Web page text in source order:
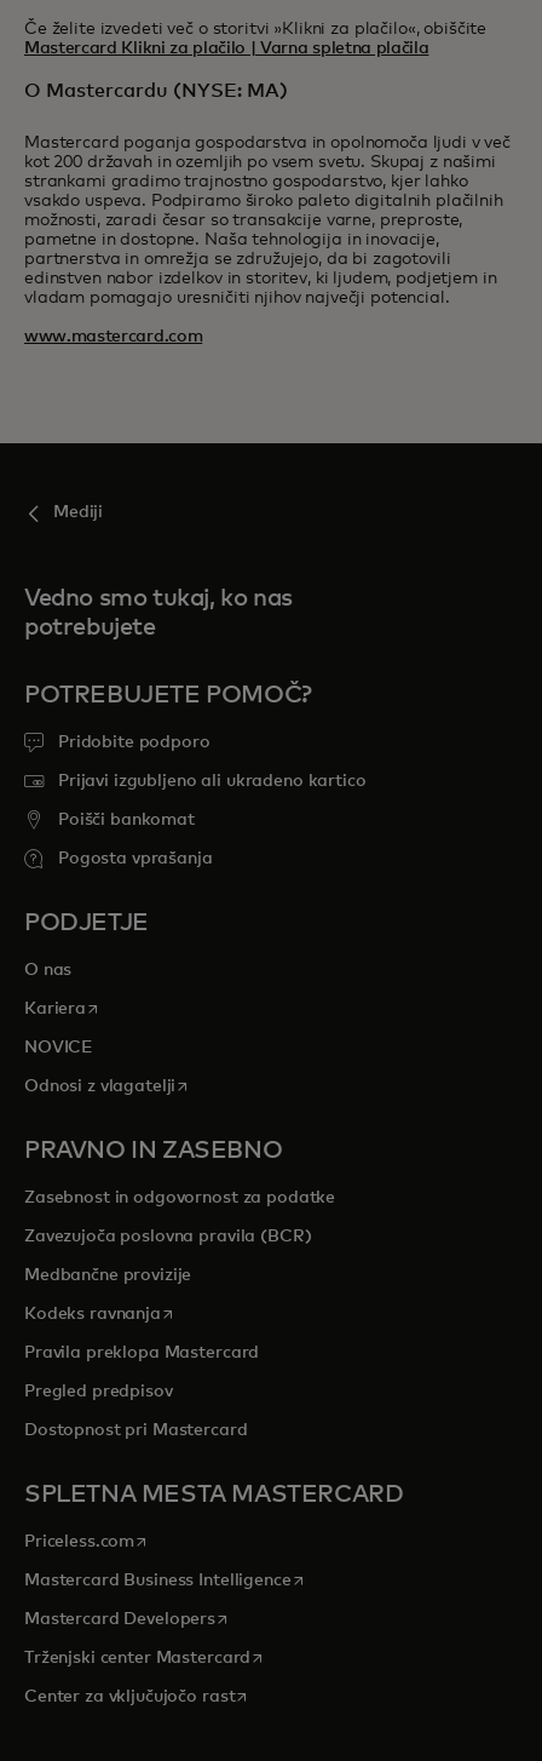
Če želite izvedeti več o storitvi »Klikni za plačilo«, obiščite
Mastercard Klikni za plačilo | Varna spletna plačila
O Mastercardu (NYSE: MA)
Mastercard poganja gospodarstva in opolnomoča ljudi v več
kot 200 državah in ozemljih po vsem svetu. Skupaj z našimi
strankami gradimo trajnostno gospodarstvo, kjer lahko
vsakdo uspeva. Podpiramo široko paleto digitalnih plačilnih
možnosti, zaradi česar so transakcije varne, preproste,
pametne in dostopne. Naša tehnologija in inovacije,
partnerstva in omrežja se združujejo, da bi zagotovili
edinstven nabor izdelkov in storitev, ki ljudem, podjetjem in
vladam pomagajo uresničiti njihov največji potencial.
www.mastercard.com
Mediji
Vedno smo tukaj, ko nas
potrebujete
POTREBUJETE POMOČ?
Pridobite podporo
Prijavi izgubljeno ali ukradeno kartico
Poišči bankomat
Pogosta vprašanja
PODJETJE
O nas
Kariera opens in a new tab
NOVICE
Odnosi z vlagatelji opens in a new tab
PRAVNO IN ZASEBNO
Zasebnost in odgovornost za podatke
Zavezujoča poslovna pravila (BCR)
Medbančne provizije
Kodeks ravnanjaopens in a new tab
Pravila preklopa Mastercard
Pregled predpisov
Dostopnost pri Mastercard
SPLETNA MESTA MASTERCARD
Priceless.com opens in a new tab
Mastercard Business Intelligenceopens in a new tab
Mastercard Developersopens in a new tab
Trženjski center Mastercard opens in a new tab
Center za vključujočo rastopens in a new tab